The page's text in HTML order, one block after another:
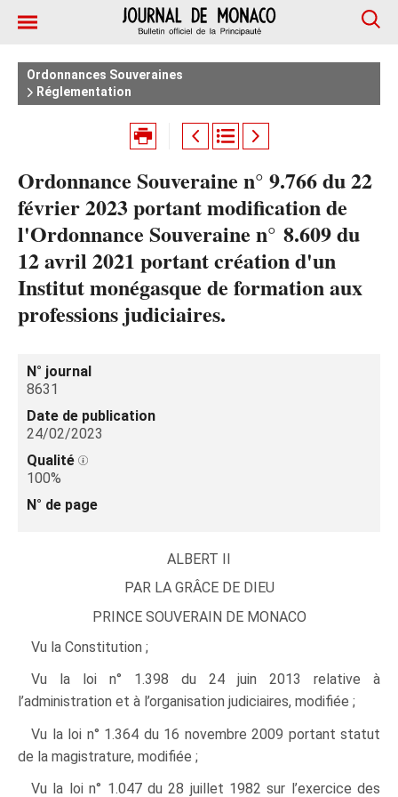
Ordonnances Souveraines
Réglementation
Ordonnance Souveraine n° 9.766 du 22
février 2023 portant modification de
l'Ordonnance Souveraine n° 8.609 du
12 avril 2021 portant création d'un
Institut monégasque de formation aux
professions judiciaires.
N° journal
8631
Date de publication
24/02/2023
Qualité
100%
N° de page
ALBERT II
PAR LA GRÂCE DE DIEU
PRINCE SOUVERAIN DE MONACO
Vu la Constitution ;
Vu la loi n° 1.398 du 24 juin 2013 relative à
l’administration et à l’organisation judiciaires, modifiée ;
Vu la loi n° 1.364 du 16 novembre 2009 portant statut
de la magistrature, modifiée ;
Vu la loi n° 1.047 du 28 juillet 1982 sur l’exercice des